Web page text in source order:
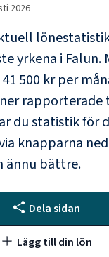
2026
yrkena i Falun.
41 500 krper
rapporterade
du statistik för
knapparna
ännu bättre.
Dela sidan
Lägg till din lön